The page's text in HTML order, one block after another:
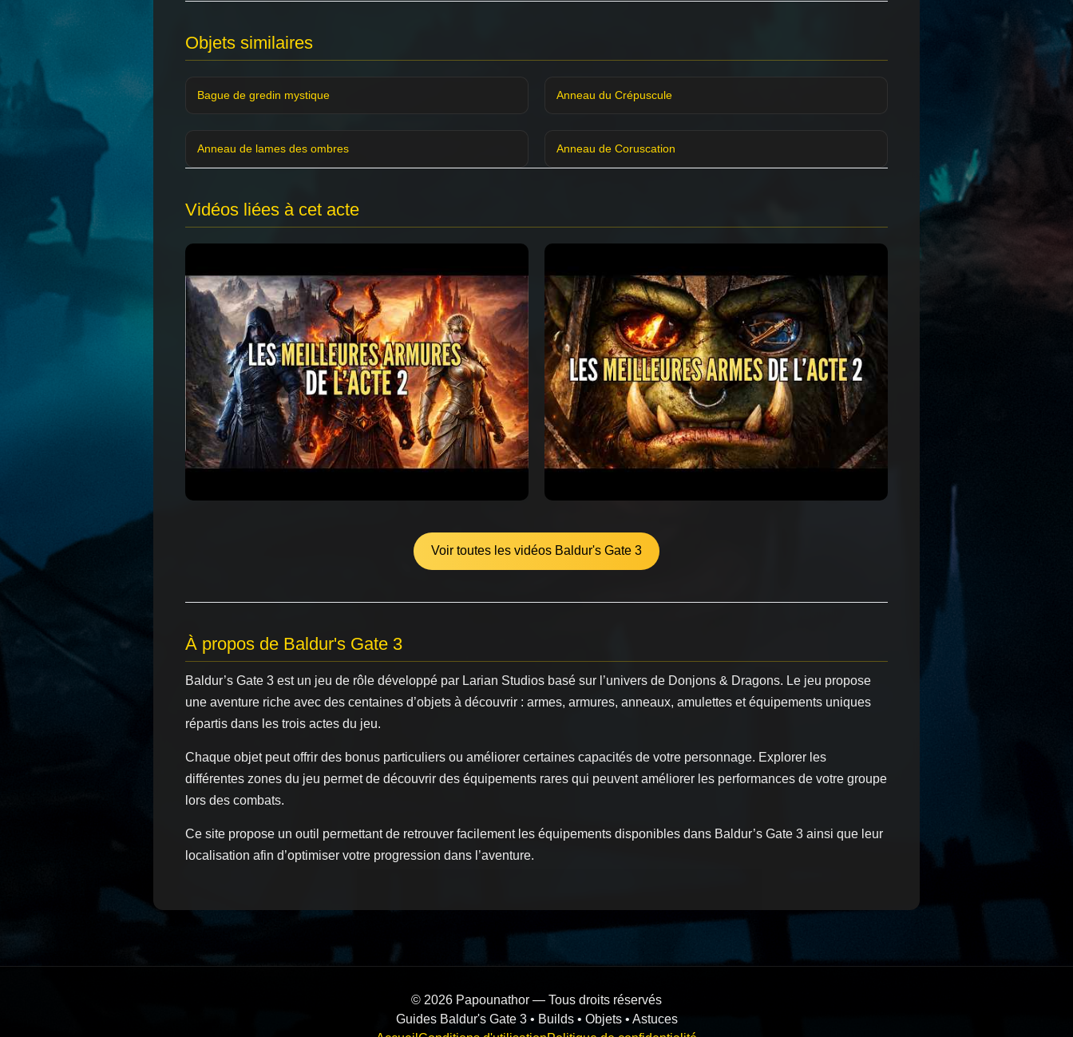
Objets similaires
Bague de gredin mystique Anneau du Crépuscule
Anneau de lames des ombres Anneau de Coruscation
Vidéos liées à cet acte
Voir toutes les vidéos Baldur's Gate 3
À propos de Baldur's Gate 3
Baldur’s Gate 3 est un jeu de rôle développé par Larian Studios basé sur l’univers de Donjons & Dragons. Le jeu propose
une aventure riche avec des centaines d’objets à découvrir : armes, armures, anneaux, amulettes et équipements uniques
répartis dans les trois actes du jeu.
Chaque objet peut offrir des bonus particuliers ou améliorer certaines capacités de votre personnage. Explorer les
différentes zones du jeu permet de découvrir des équipements rares qui peuvent améliorer les performances de votre groupe
lors des combats.
Ce site propose un outil permettant de retrouver facilement les équipements disponibles dans Baldur’s Gate 3 ainsi que leur
localisation afin d’optimiser votre progression dans l’aventure.
© 2026 Papounathor — Tous droits réservés
Guides Baldur's Gate 3 • Builds • Objets • Astuces